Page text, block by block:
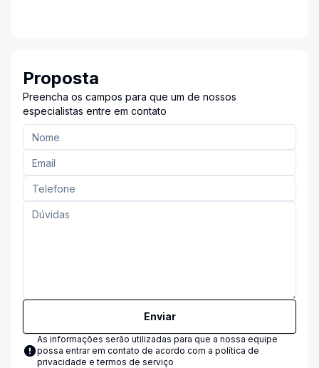
Proposta
Preencha os campos para que um de nossos
especialistas entre em contato
Enviar
As informações serão utilizadas para que a nossa equipe
possa entrar em contato de acordo com a política de
privacidade e termos de serviço